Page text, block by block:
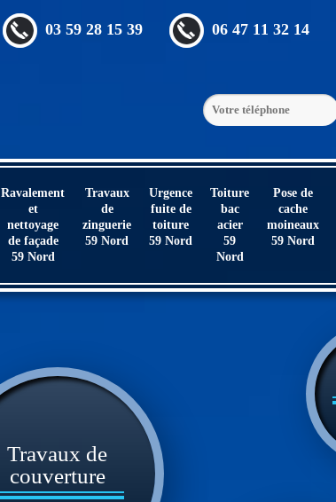
03 59 28 15 39 06 47 11 32 14
Ravalement
et
nettoyage
de façade
59 Nord
Travaux
de
zinguerie
59 Nord
Urgence
fuite de
toiture
59 Nord
Toiture
bac
acier
59
Nord
Pose de
cache
moineaux
59 Nord
Travaux de
couverture